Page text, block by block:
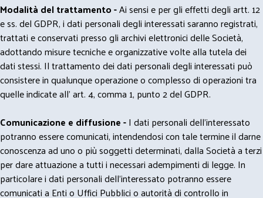
Modalità del trattamento -Ai sensi e per gli effetti degli artt. 12
e ss. del GDPR, i dati personali degli interessati saranno registrati,
trattati e conservati presso gli archivi elettronici delle Società,
adottando misure tecniche e organizzative volte alla tutela dei
dati stessi. Il trattamento dei dati personali degli interessati può
consistere in qualunque operazione o complesso di operazioni tra
quelle indicate all' art. 4, comma 1, punto 2 del GDPR.
Comunicazione e diffusione -I dati personali dell’interessato
potranno essere comunicati, intendendosi con tale termine il darne
conoscenza ad uno o più soggetti determinati, dalla Società a terzi
per dare attuazione a tutti i necessari adempimenti di legge. In
particolare i dati personali dell’interessato potranno essere
comunicati a Enti o Uffici Pubblici o autorità di controllo in